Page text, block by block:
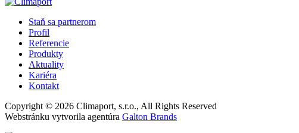
Staň sa partnerom
Profil
Referencie
Produkty
Aktuality
Kariéra
Kontakt
Copyright © 2026 Climaport, s.r.o., All Rights Reserved
Webstránku vytvorila agentúra Galton Brands